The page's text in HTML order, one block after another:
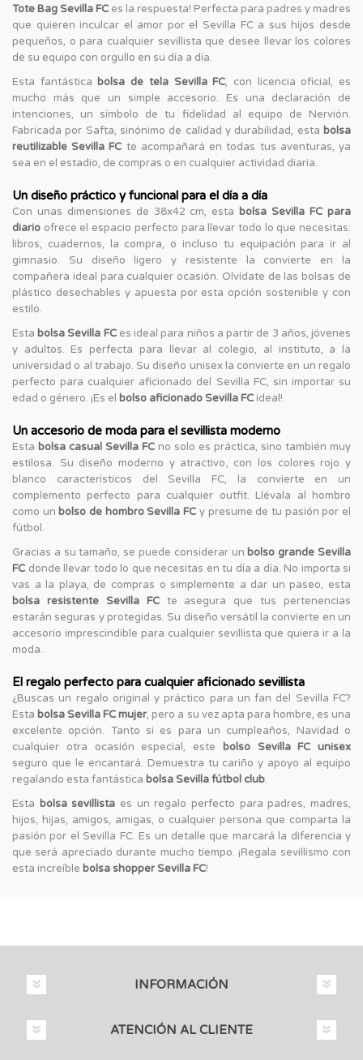
Tote Bag Sevilla FC es la respuesta! Perfecta para padres y madres
que quieren inculcar el amor por el Sevilla FC a sus hijos desde
pequeños, o para cualquier sevillista que desee llevar los colores
de su equipo con orgullo en su día a día.
Esta fantástica bolsa de tela Sevilla FC, con licencia oficial, es
mucho más que un simple accesorio. Es una declaración de
intenciones, un símbolo de tu fidelidad al equipo de Nervión.
Fabricada por Safta, sinónimo de calidad y durabilidad, esta bolsa
reutilizable Sevilla FC te acompañará en todas tus aventuras, ya
sea en el estadio, de compras o en cualquier actividad diaria.
Un diseño práctico y funcional para el día a día
Con unas dimensiones de 38x42 cm, esta bolsa Sevilla FC para
diario ofrece el espacio perfecto para llevar todo lo que necesitas:
libros, cuadernos, la compra, o incluso tu equipación para ir al
gimnasio. Su diseño ligero y resistente la convierte en la
compañera ideal para cualquier ocasión. Olvídate de las bolsas de
plástico desechables y apuesta por esta opción sostenible y con
estilo.
Esta bolsa Sevilla FCes ideal para niños a partir de 3 años, jóvenes
y adultos. Es perfecta para llevar al colegio, al instituto, a la
universidad o al trabajo. Su diseño unisex la convierte en un regalo
perfecto para cualquier aficionado del Sevilla FC, sin importar su
edad o género. ¡Es el bolso aficionado Sevilla FC ideal!
Un accesorio de moda para el sevillista moderno
Esta bolsa casual Sevilla FC no solo es práctica, sino también muy
estilosa. Su diseño moderno y atractivo, con los colores rojo y
blanco característicos del Sevilla FC, la convierte en un
complemento perfecto para cualquier outfit. Llévala al hombro
como un bolso de hombro Sevilla FC y presume de tu pasión por el
fútbol.
Gracias a su tamaño, se puede considerar un bolso grande Sevilla
FC donde llevar todo lo que necesitas en tu día a día. No importa si
vas a la playa, de compras o simplemente a dar un paseo, esta
bolsa resistente Sevilla FCte asegura que tus pertenencias
estarán seguras y protegidas. Su diseño versátil la convierte en un
accesorio imprescindible para cualquier sevillista que quiera ir a la
moda.
El regalo perfecto para cualquier aficionado sevillista
¿Buscas un regalo original y práctico para un fan del Sevilla FC?
Esta bolsa Sevilla FC mujer, pero a su vez apta para hombre, es una
excelente opción. Tanto si es para un cumpleaños, Navidad o
cualquier otra ocasión especial, este
bolso Sevilla FC unisex
seguro que le encantará. Demuestra tu cariño y apoyo al equipo
regalando esta fantástica bolsa Sevilla fútbol club.
Esta bolsa sevillista es un regalo perfecto para padres, madres,
hijos, hijas, amigos, amigas, o cualquier persona que comparta la
pasión por el Sevilla FC. Es un detalle que marcará la diferencia y
que será apreciado durante mucho tiempo. ¡Regala sevillismo con
esta increíble bolsa shopper Sevilla FC!
INFORMACIÓN
ATENCIÓN AL CLIENTE